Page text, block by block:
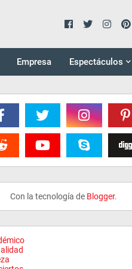
Empresa Espectáculos
Con la tecnología de Blogger.